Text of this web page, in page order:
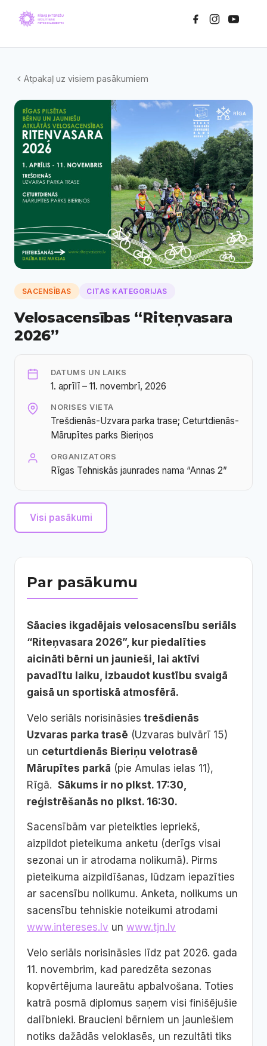
Atpakaļ uz visiem pasākumiem
SACENSĪBAS CITAS KATEGORIJAS
Velosacensības “Riteņvasara
2026”
DATUMS UN LAIKS
1. aprīlī – 11. novembrī, 2026
NORISES VIETA
Trešdienās-Uzvara parka trase; Ceturtdienās-
Mārupītes parks Bieriņos
ORGANIZATORS
Rīgas Tehniskās jaunrades nama “Annas 2”
Visi pasākumi
Par pasākumu
Sāacies ikgadējais velosacensību seriāls
“Riteņvasara 2026”, kur piedalīties
aicināti bērni un jaunieši, lai aktīvi
pavadītu laiku, izbaudot kustību svaigā
gaisā un sportiskā atmosfērā.
Velo seriāls norisināsies trešdienās
Uzvaras parka trasē (Uzvaras bulvārī 15)
un ceturtdienās Bieriņu velotrasē
Mārupītes parkā (pie Amulas ielas 11),
Rīgā. Sākums ir no plkst. 17:30,
reģistrēšanās no plkst. 16:30.
Sacensībām var pieteikties iepriekš,
aizpildot pieteikuma anketu (derīgs visai
sezonai un ir atrodama nolikumā). Pirms
pieteikuma aizpildīšanas, lūdzam iepazīties
ar sacensību nolikumu. Anketa, nolikums un
sacensību tehniskie noteikumi atrodami
www.intereses.lv un www.tjn.lv
Velo seriāls norisināsies līdz pat 2026. gada
11. novembrim, kad paredzēta sezonas
kopvērtējuma laureātu apbalvošana. Toties
katrā posmā diplomus saņem visi finišējušie
dalībnieki. Braucieni bērniem un jauniešiem
notiks dažādās veloklasēs, un rezultāti tiks